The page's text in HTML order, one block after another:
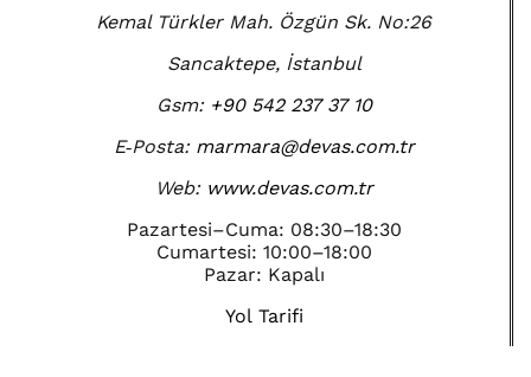
Kemal Türkler Mah. Özgün Sk. No:26
Sancaktepe, İstanbul
Gsm: +90 542 237 37 10
E‑Posta: marmara@devas.com.tr
Web: www.devas.com.tr
Pazartesi–Cuma: 08:30–18:30
Cumartesi: 10:00–18:00
Pazar: Kapalı
Yol Tarifi